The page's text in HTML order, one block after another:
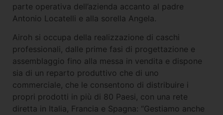
parte operativa dell’azienda accanto al padre
Antonio Locatelli e alla sorella Angela.
Airoh si occupa della realizzazione di caschi
professionali, dalle prime fasi di progettazione e
assemblaggio fino alla messa in vendita e dispone
sia di un reparto produttivo che di uno
commerciale, che le consentono di distribuire i
propri prodotti in più di 80 Paesi, con una rete
diretta in Italia, Francia e Spagna: “Gestiamo anche